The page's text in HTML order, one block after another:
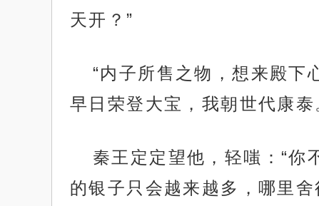
天开？”
“内子所售之物，想来殿下
早日荣登大宝，我朝世代康泰
秦王定定望他，轻嗤：“你
的银子只会越来越多，哪里